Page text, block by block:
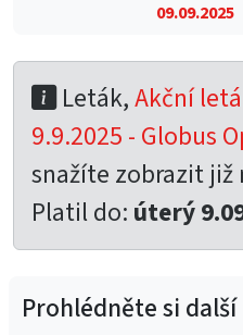
09.09.2025
Leták,Akční
9.9.2025 - Globus
snažíte zobrazit již
Platil do: úterý
Prohlédněte si další